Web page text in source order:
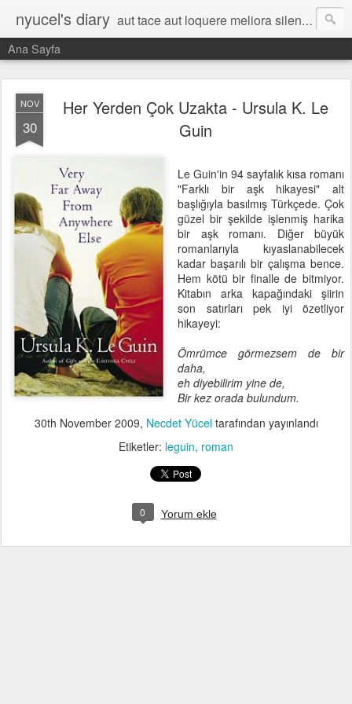
nyucel's diary aut tace aut loquere meliora silentio
Ana Sayfa
NOV
30
Her Yerden Çok Uzakta - Ursula K. Le
Guin
Le Guin'in 94 sayfalık kısa romanı
"Farklı bir aşk hikayesi" alt
başlığıyla basılmış Türkçede. Çok
güzel bir şekilde işlenmiş harika
bir aşk romanı. Diğer büyük
romanlarıyla kıyaslanabilecek
kadar başarılı bir çalışma bence.
Hem kötü bir finalle de bitmiyor.
Kitabın arka kapağındaki şiirin
son satırları pek iyi özetliyor
hikayeyi:
Ömrümce görmezsem de bir
daha,
eh diyebilirim yine de,
Bir kez orada bulundum.
30th November 2009, Necdet Yüceltarafından yayınlandı
Etiketler: leguin roman
0 Yorum ekle